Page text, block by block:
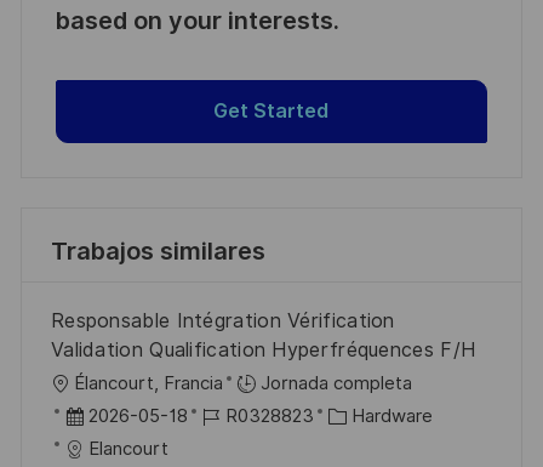
based on your interests.
Get Started
Trabajos similares
Responsable Intégration Vérification
Validation Qualification Hyperfréquences F/H
U
b
Élancourt, Francia
Jornada completa
F
e
2026-05-18
I
R0328823
C Hardware
Elancourt